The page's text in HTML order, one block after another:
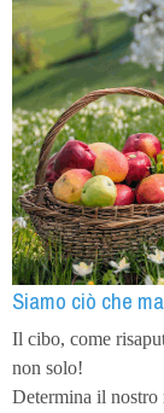
Siamo ciò che
Il cibo, come
non solo!
Determina il nostro